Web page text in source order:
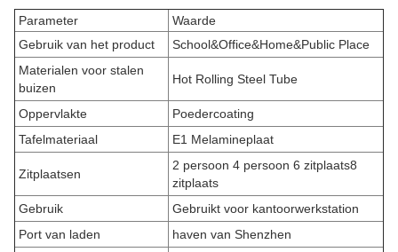
Parameter
Waarde
Gebruik van het product
School&Office&Home&Public Place
Materialen voor stalen
buizen
Hot Rolling Steel Tube
Oppervlakte
Poedercoating
Tafelmateriaal
E1 Melamineplaat
Zitplaatsen
2 persoon 4 persoon 6 zitplaats8
zitplaats
Gebruik
Gebruikt voor kantoorwerkstation
Port van laden
haven van Shenzhen